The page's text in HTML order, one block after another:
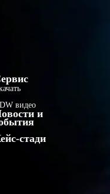
видео
и
стади
어
Indonesia